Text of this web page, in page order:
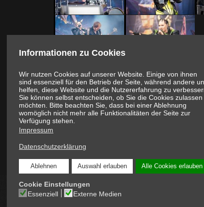
Informationen zu Cookies
Wir nutzen Cookies auf unserer Website. Einige von ihnen
sind essenziell für den Betrieb der Seite, während andere
helfen, diese Website und die Nutzererfahrung zu
Sie können selbst entscheiden, ob Sie die Cookies zulassen
möchten. Bitte beachten Sie, dass bei einer Ablehnung
womöglich nicht mehr alle Funktionalitäten der Seite zur
Verfügung stehen.
Impressum
Datenschutzerklärung
Ablehnen Auswahl erlauben Alle Cookies erlauben
Cookie Einstellungen
Essenziell
Externe Medien
Fotos / Redaktion (c):RaMaR
Mehr über aktuelle Konzerte und
COPYRIGHT © 2026 ONLINE-MAGAZIN SCHNAPPEN.AT: